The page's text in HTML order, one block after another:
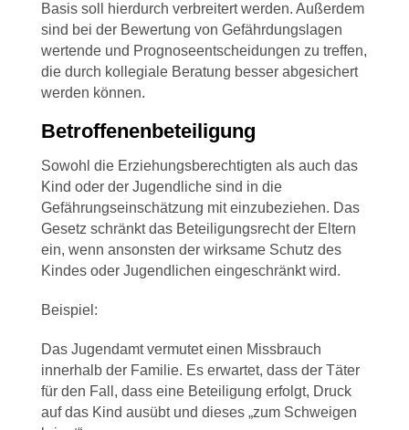
Basis soll hierdurch verbreitert werden. Außerdem
sind bei der Bewertung von Gefährdungslagen
wertende und Prognoseentscheidungen zu treffen,
die durch kollegiale Beratung besser abgesichert
werden können.
Betroffenenbeteiligung
Sowohl die Erziehungsberechtigten als auch das
Kind oder der Jugendliche sind in die
Gefährungseinschätzung mit einzubeziehen. Das
Gesetz schränkt das Beteiligungsrecht der Eltern
ein, wenn ansonsten der wirksame Schutz des
Kindes oder Jugendlichen eingeschränkt wird.
Beispiel:
Das Jugendamt vermutet einen Missbrauch
innerhalb der Familie. Es erwartet, dass der Täter
für den Fall, dass eine Beteiligung erfolgt, Druck
auf das Kind ausübt und dieses „zum Schweigen